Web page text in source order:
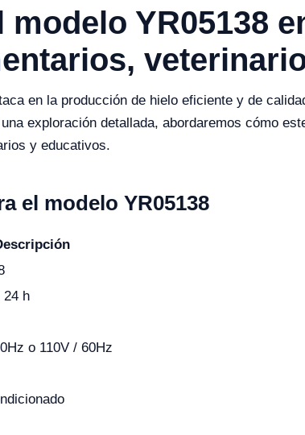
YR05138
en la producción de hielo eficiente y de
exploración detallada, abordaremos cómo
y educativos.
el modelo YR05138
24 h
o 110V / 60Hz